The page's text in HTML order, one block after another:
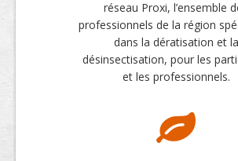
réseau Proxi, l’ensemble
professionnels de la région
dans la dératisation et la
désinsectisation, pour les
et les professionnels.